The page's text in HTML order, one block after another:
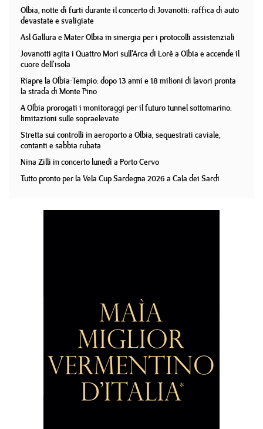
Olbia, notte di furti durante il concerto di Jovanotti: raffica di auto
devastate e svaligiate
Asl Gallura e Mater Olbia in sinergia per i protocolli assistenziali
Jovanotti agita i Quattro Mori sull'Arca di Lorè a Olbia e accende il
cuore dell'isola
Riapre la Olbia-Tempio: dopo 13 anni e 18 milioni di lavori pronta
la strada di Monte Pino
A Olbia prorogati i monitoraggi per il futuro tunnel sottomarino:
limitazioni sulle sopraelevate
Stretta sui controlli in aeroporto a Olbia, sequestrati caviale,
contanti e sabbia rubata
Nina Zilli in concerto lunedì a Porto Cervo
Tutto pronto per la Vela Cup Sardegna 2026 a Cala dei Sardi